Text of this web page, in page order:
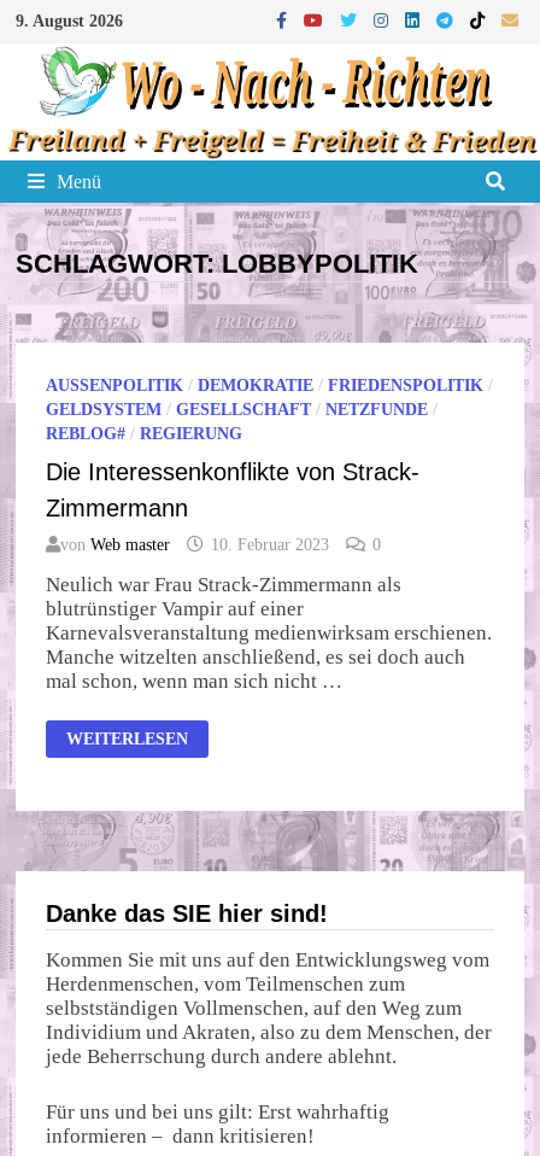
Zum
Inhalt
springen
9. August 2026
Menü
SCHLAGWORT:LOBBYPOLITIK
AUSSENPOLITIK /DEMOKRATIE /FRIEDENSPOLITIK /
GELDSYSTEM /GESELLSCHAFT/NETZFUNDE /
REBLOG# /REGIERUNG
Die Interessenkonflikte von Strack-
Zimmermann
vonWeb master 10. Februar 2023 0
Neulich war Frau Strack-Zimmermann als
blutrünstiger Vampir auf einer
Karnevalsveranstaltung medienwirksam erschienen.
Manche witzelten anschließend, es sei doch auch
mal schon, wenn man sich nicht …
DIE
INTERESSENKONFLIKTE
WEITERLESEN
Danke das SIE hier sind!
Kommen Sie mit uns auf den Entwicklungsweg vom
Herdenmenschen, vom Teilmenschen zum
selbstständigen Vollmenschen, auf den Weg zum
Individium und Akraten, also zu dem Menschen, der
jede Beherrschung durch andere ablehnt.
Für uns und bei uns gilt: Erst wahrhaftig
informieren – dann kritisieren!